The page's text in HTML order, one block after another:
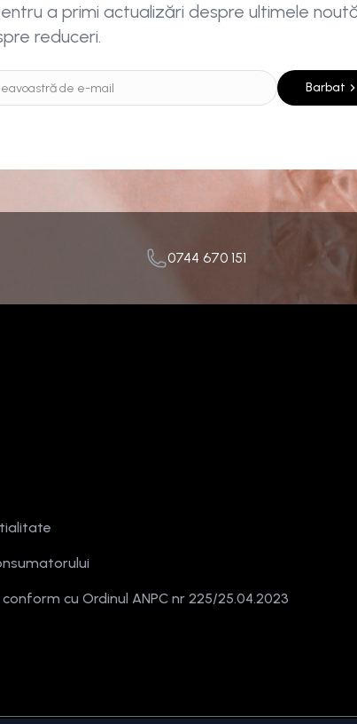
a primi actualizări despre ultimele
reduceri.
Barbat
0744 670 151
cu Ordinul ANPC nr 225/25.04.2023